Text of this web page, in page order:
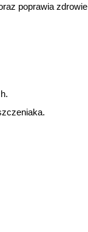
poprawia zdrowie